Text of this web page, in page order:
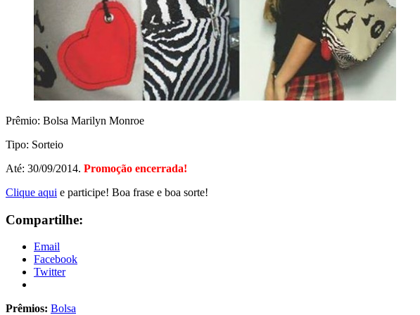
Prêmio: Bolsa Marilyn Monroe
Tipo: Sorteio
Até: 30/09/2014. Promoção encerrada!
Clique aqui e participe! Boa frase e boa sorte!
Compartilhe:
Email
Facebook
Twitter
Prêmios: Bolsa